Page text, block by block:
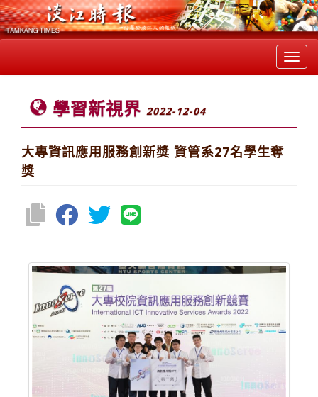
學習新視界 2022-12-04
大專資訊應用服務創新獎 資管系27名學生奪
獎